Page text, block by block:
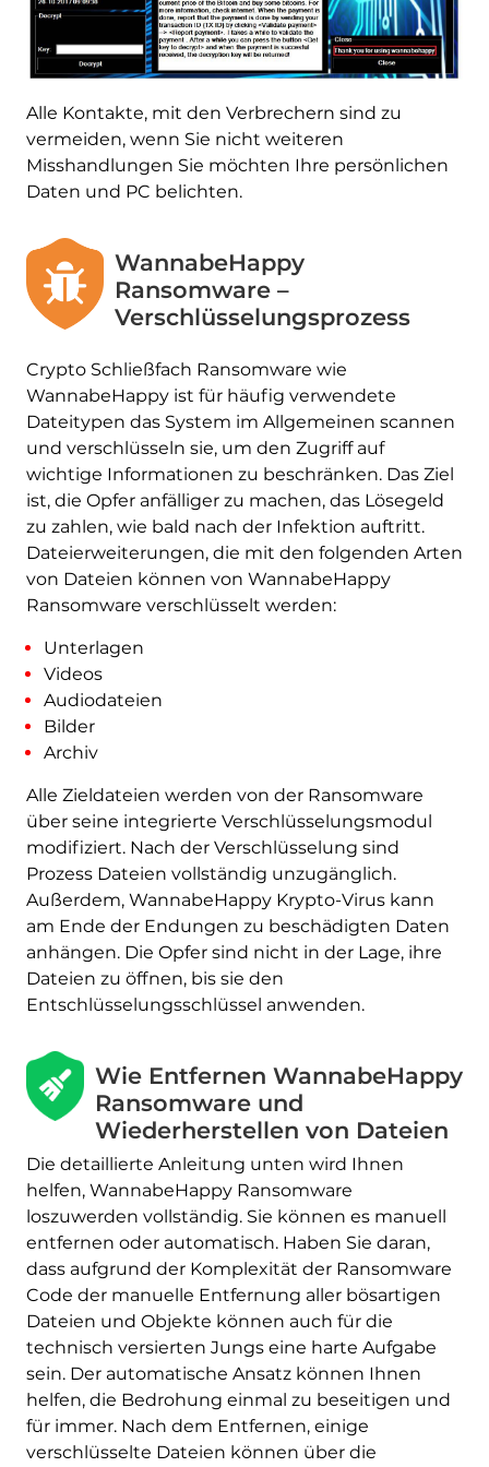
Alle Kontakte, mit den Verbrechern sind zu
vermeiden, wenn Sie nicht weiteren
Misshandlungen Sie möchten Ihre persönlichen
Daten und PC belichten.
WannabeHappy
Ransomware –
Verschlüsselungsprozess
Crypto Schließfach Ransomware wie
WannabeHappy ist für häufig verwendete
Dateitypen das System im Allgemeinen scannen
und verschlüsseln sie, um den Zugriff auf
wichtige Informationen zu beschränken. Das Ziel
ist, die Opfer anfälliger zu machen, das Lösegeld
zu zahlen, wie bald nach der Infektion auftritt.
Dateierweiterungen, die mit den folgenden Arten
von Dateien können von WannabeHappy
Ransomware verschlüsselt werden:
Unterlagen
Videos
Audiodateien
Bilder
Archiv
Alle Zieldateien werden von der Ransomware
über seine integrierte Verschlüsselungsmodul
modifiziert. Nach der Verschlüsselung sind
Prozess Dateien vollständig unzugänglich.
Außerdem, WannabeHappy Krypto-Virus kann
am Ende der Endungen zu beschädigten Daten
anhängen. Die Opfer sind nicht in der Lage, ihre
Dateien zu öffnen, bis sie den
Entschlüsselungsschlüssel anwenden.
Wie Entfernen WannabeHappy
Ransomware und
Wiederherstellen von Dateien
Die detaillierte Anleitung unten wird Ihnen
helfen, WannabeHappy Ransomware
loszuwerden vollständig. Sie können es manuell
entfernen oder automatisch. Haben Sie daran,
dass aufgrund der Komplexität der Ransomware
Code der manuelle Entfernung aller bösartigen
Dateien und Objekte können auch für die
technisch versierten Jungs eine harte Aufgabe
sein. Der automatische Ansatz können Ihnen
helfen, die Bedrohung einmal zu beseitigen und
für immer. Nach dem Entfernen, einige
verschlüsselte Dateien können über die
Herunterladen
Malware Removal Tool